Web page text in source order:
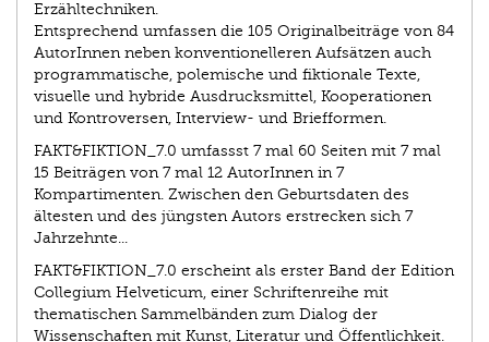
Erzähltechniken.
Entsprechend umfassen die 105 Originalbeiträge von 84
AutorInnen neben konventionelleren Aufsätzen auch
programmatische, polemische und fiktionale Texte,
visuelle und hybride Ausdrucksmittel, Kooperationen
und Kontroversen, Interview- und Briefformen.
FAKT&FIKTION_7.0 umfassst 7 mal 60 Seiten mit 7 mal
15 Beiträgen von 7 mal 12 AutorInnen in 7
Kompartimenten. Zwischen den Geburtsdaten des
ältesten und des jüngsten Autors erstrecken sich 7
Jahrzehnte...
FAKT&FIKTION_7.0 erscheint als erster Band der Edition
Collegium Helveticum, einer Schriftenreihe mit
thematischen Sammelbänden zum Dialog der
Wissenschaften mit Kunst, Literatur und Öffentlichkeit.